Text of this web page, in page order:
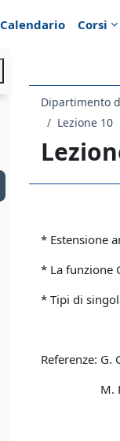
Calendario Corsi
Dipartimento
Lezione 10
* Estensione
* La funzione
* Tipi di
Referenze: G.
M. Petrini